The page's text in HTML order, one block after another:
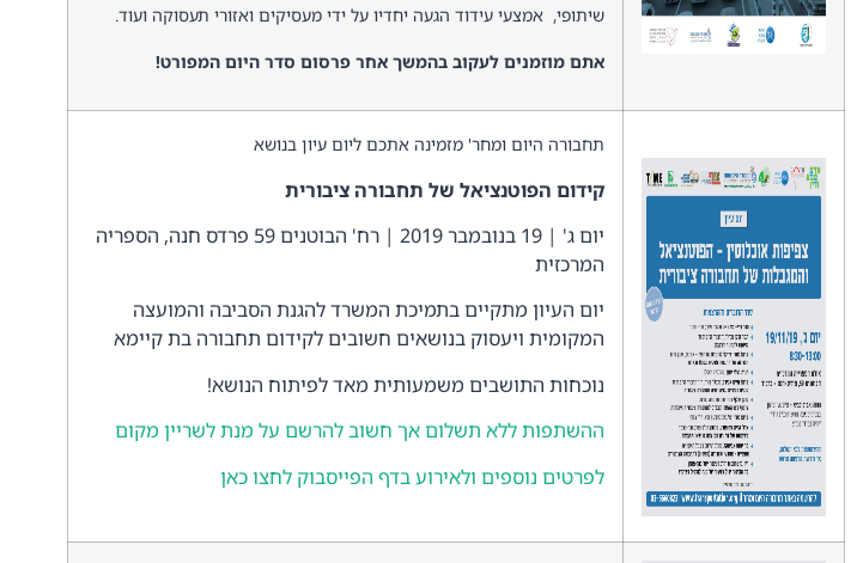
שיתופי, אמצעי עידוד הגעה יחדיו על ידי מעסיקים ואזורי תעסוקה ועוד.
אתם מוזמנים לעקוב בהמשך אחר פרסום סדר היום המפורט!
תחבורה היום ומחר' מזמינה אתכם ליום עיון בנושא
קידום הפוטנציאל של תחבורה ציבורית
יום ג' | 19 בנובמבר 2019 | רח' הבוטנים 59 פרדס חנה, הספריה
המרכזית
יום העיון מתקיים בתמיכת המשרד להגנת הסביבה והמועצה
המקומית ויעסוק בנושאים חשובים לקידום תחבורה בת קיימא
נוכחות התושבים משמעותית מאד לפיתוח הנושא!
ההשתפות ללא תשלום אך חשוב להרשם על מנת לשריין מקום
לפרטים נוספים ולאירוע בדף הפייסבוק לחצו כאן